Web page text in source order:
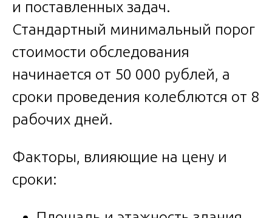
и поставленных задач.
Стандартный минимальный порог
стоимости обследования
начинается от 50 000 рублей, а
сроки проведения колеблются от 8
рабочих дней.
Факторы, влияющие на цену и
сроки: